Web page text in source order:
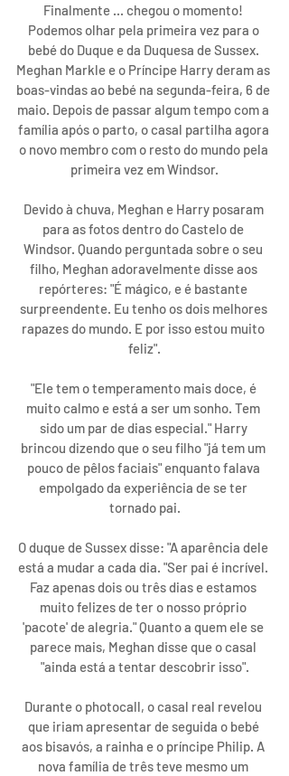
Finalmente ... chegou o momento!
Podemos olhar pela primeira vez para o
bebé do Duque e da Duquesa de Sussex.
Meghan Markle e o Príncipe Harry deram as
boas-vindas ao bebé na segunda-feira, 6 de
maio. Depois de passar algum tempo com a
família após o parto, o casal partilha agora
o novo membro com o resto do mundo pela
primeira vez em Windsor.
Devido à chuva, Meghan e Harry posaram
para as fotos dentro do Castelo de
Windsor. Quando perguntada sobre o seu
filho, Meghan adoravelmente disse aos
repórteres: "É mágico, e é bastante
surpreendente. Eu tenho os dois melhores
rapazes do mundo. E por isso estou muito
feliz".
"Ele tem o temperamento mais doce, é
muito calmo e está a ser um sonho. Tem
sido um par de dias especial." Harry
brincou dizendo que o seu filho "já tem um
pouco de pêlos faciais" enquanto falava
empolgado da experiência de se ter
tornado pai.
O duque de Sussex disse: "A aparência dele
está a mudar a cada dia. "Ser pai é incrível.
Faz apenas dois ou três dias e estamos
muito felizes de ter o nosso próprio
'pacote' de alegria." Quanto a quem ele se
parece mais, Meghan disse que o casal
"ainda está a tentar descobrir isso".
Durante o photocall, o casal real revelou
que iriam apresentar de seguida o bebé
aos bisavós, a rainha e o príncipe Philip. A
nova família de três teve mesmo um